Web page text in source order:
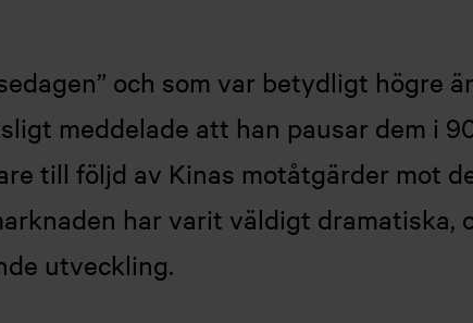
och som var betydligt högre
meddelade att han pausar dem i
till följd av Kinas motåtgärder mot
har varit väldigt dramatiska,
utveckling.